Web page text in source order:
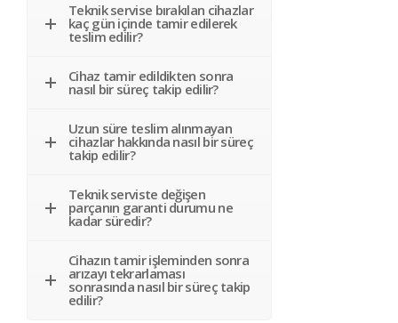
Teknik servise bırakılan cihazlar
kaç gün içinde tamir edilerek
teslim edilir?
Cihaz tamir edildikten sonra
nasıl bir süreç takip edilir?
Uzun süre teslim alınmayan
cihazlar hakkında nasıl bir süreç
takip edilir?
Teknik serviste değişen
parçanın garanti durumu ne
kadar süredir?
Cihazın tamir işleminden sonra
arızayı tekrarlaması
sonrasında nasıl bir süreç takip
edilir?